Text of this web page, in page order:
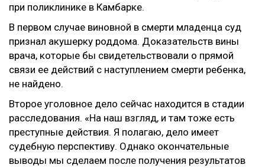
при поликлинике в Камбарке.
В первом случае виновной в смерти младенца суд
признал акушерку роддома. Доказательств вины
врача, которые бы свидетельствовали о прямой
связи ее действий с наступлением смерти ребенка,
не найдено.
Второе уголовное дело сейчас находится в стадии
расследования. «На наш взгляд, и там тоже есть
преступные действия. Я полагаю, дело имеет
судебную перспективу. Однако окончательные
выводы мы сделаем после получения результатов